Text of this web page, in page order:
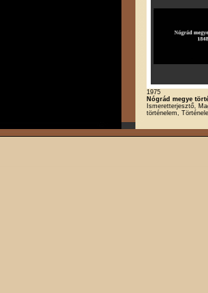
1975
Nógrád megye
Ismeretterjesztő,
történelem,